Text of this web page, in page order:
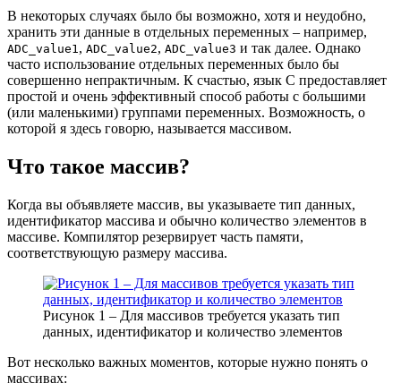
В некоторых случаях было бы возможно, хотя и неудобно,
хранить эти данные в отдельных переменных – например,
ADC_value1 , ADC_value2, ADC_value3 и так далее. Однако
часто использование отдельных переменных было бы
совершенно непрактичным. К счастью, язык C предоставляет
простой и очень эффективный способ работы с большими
(или маленькими) группами переменных. Возможность, о
которой я здесь говорю, называется массивом.
Что такое массив?
Когда вы объявляете массив, вы указываете тип данных,
идентификатор массива и обычно количество элементов в
массиве. Компилятор резервирует часть памяти,
соответствующую размеру массива.
Рисунок 1 – Для массивов требуется указать тип
данных, идентификатор и количество элементов
Вот несколько важных моментов, которые нужно понять о
массивах: